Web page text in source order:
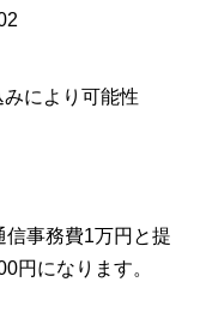
みにより可能性
事務費1万円と提
円になります。